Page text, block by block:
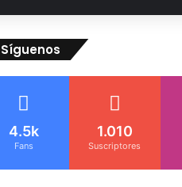
Síguenos
4.5k
Fans
1.010
Suscriptores